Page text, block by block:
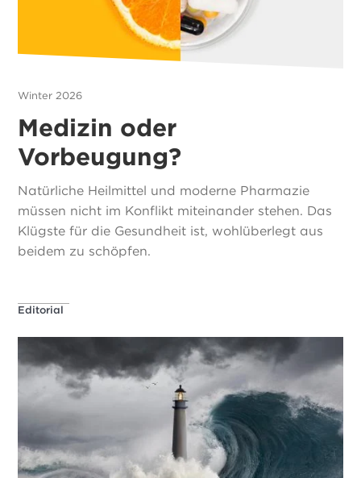
Winter 2026
Medizin oder
Vorbeugung?
Natürliche Heilmittel und moderne Pharmazie
müssen nicht im Konflikt miteinander stehen. Das
Klügste für die Gesundheit ist, wohlüberlegt aus
beidem zu schöpfen.
Editorial